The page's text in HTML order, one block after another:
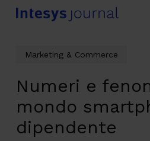
Skip
Marketing & Commerce
Numeri e
mondo
dipendente